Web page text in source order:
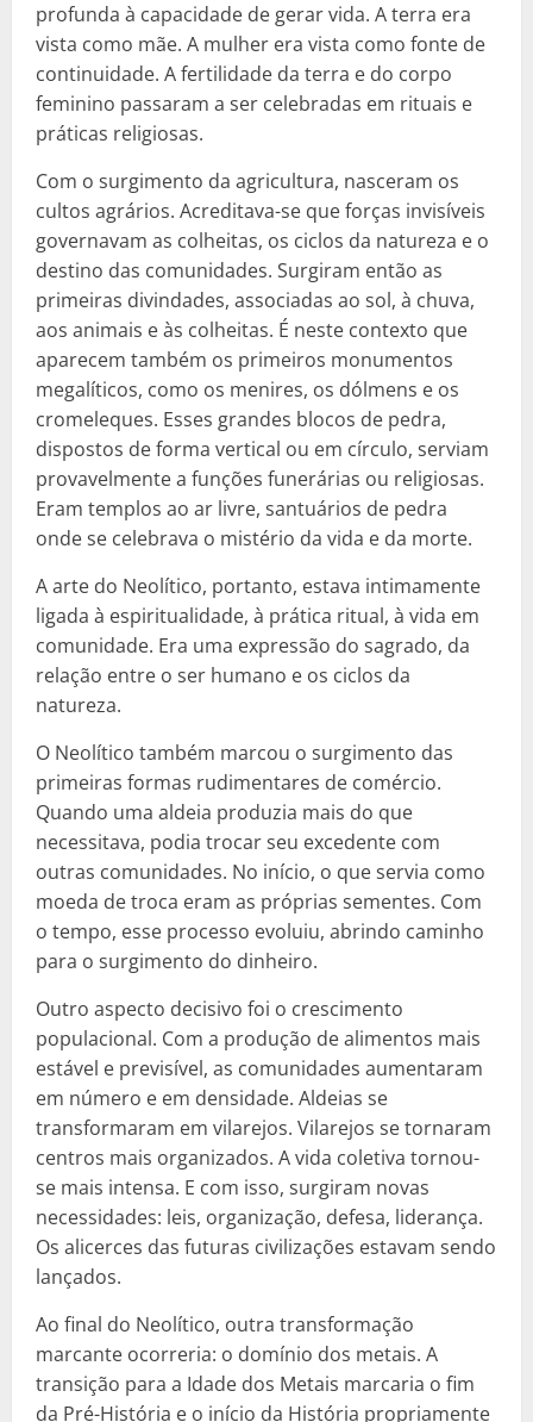
profunda à capacidade de gerar vida. A terra era
vista como mãe. A mulher era vista como fonte de
continuidade. A fertilidade da terra e do corpo
feminino passaram a ser celebradas em rituais e
práticas religiosas.
Com o surgimento da agricultura, nasceram os
cultos agrários. Acreditava-se que forças invisíveis
governavam as colheitas, os ciclos da natureza e o
destino das comunidades. Surgiram então as
primeiras divindades, associadas ao sol, à chuva,
aos animais e às colheitas. É neste contexto que
aparecem também os primeiros monumentos
megalíticos, como os menires, os dólmens e os
cromeleques. Esses grandes blocos de pedra,
dispostos de forma vertical ou em círculo, serviam
provavelmente a funções funerárias ou religiosas.
Eram templos ao ar livre, santuários de pedra
onde se celebrava o mistério da vida e da morte.
A arte do Neolítico, portanto, estava intimamente
ligada à espiritualidade, à prática ritual, à vida em
comunidade. Era uma expressão do sagrado, da
relação entre o ser humano e os ciclos da
natureza.
O Neolítico também marcou o surgimento das
primeiras formas rudimentares de comércio.
Quando uma aldeia produzia mais do que
necessitava, podia trocar seu excedente com
outras comunidades. No início, o que servia como
moeda de troca eram as próprias sementes. Com
o tempo, esse processo evoluiu, abrindo caminho
para o surgimento do dinheiro.
Outro aspecto decisivo foi o crescimento
populacional. Com a produção de alimentos mais
estável e previsível, as comunidades aumentaram
em número e em densidade. Aldeias se
transformaram em vilarejos. Vilarejos se tornaram
centros mais organizados. A vida coletiva tornou-
se mais intensa. E com isso, surgiram novas
necessidades: leis, organização, defesa, liderança.
Os alicerces das futuras civilizações estavam sendo
lançados.
Ao final do Neolítico, outra transformação
marcante ocorreria: o domínio dos metais. A
transição para a Idade dos Metais marcaria o fim
da Pré-História e o início da História propriamente